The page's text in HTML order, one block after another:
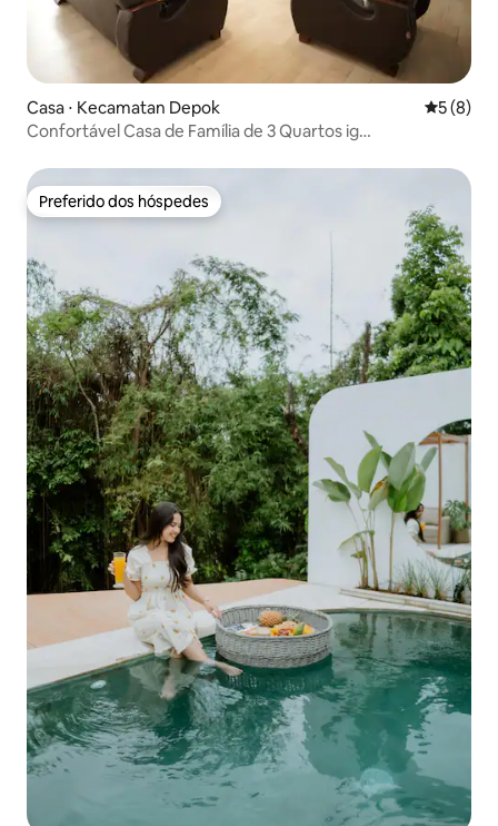
Casa ⋅ Kecamatan Depok 5 de
5 (8)
Confortável Casa de Família de 3 Quartos ig
Preferido dos hóspedes
Preferido dos hóspedes